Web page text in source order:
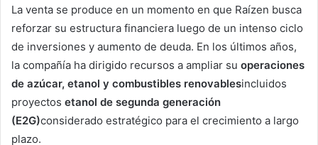
La venta se produce en un momento en que Raízen busca
reforzar su estructura financiera luego de un intenso ciclo
de inversiones y aumento de deuda. En los últimos años,
la compañía ha dirigido recursos a ampliar su operaciones
de azúcar, etanol y combustibles renovablesincluidos
proyectos etanol de segunda generación
(E2G)considerado estratégico para el crecimiento a largo
plazo.